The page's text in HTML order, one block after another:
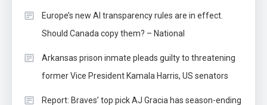
Europe’s new AI transparency rules are in effect.
Should Canada copy them? – National
Arkansas prison inmate pleads guilty to threatening
former Vice President Kamala Harris, US senators
Report: Braves’ top pick AJ Gracia has season-ending